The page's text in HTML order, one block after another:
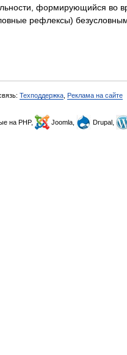
формирующийся во
рефлексы)
Техподдержка Реклама на сайте
на PHP, Joomla, Drupal,